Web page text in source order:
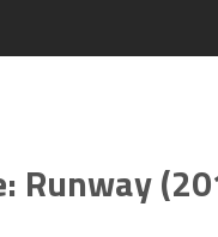
Runway